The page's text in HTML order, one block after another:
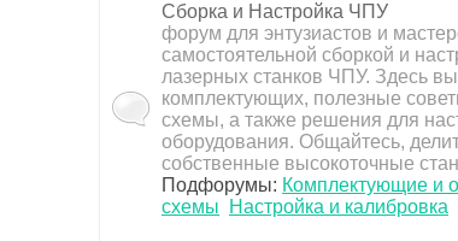
Сборка и Настройка ЧПУ
форум для энтузиастов и
самостоятельной сборкой и
лазерных станков ЧПУ. Здесь
комплектующих, полезные
схемы, а также решения для
оборудования. Общайтесь,
собственные высокоточные
Подфорумы: Комплектующие и
схемы
Настройка и калибровка